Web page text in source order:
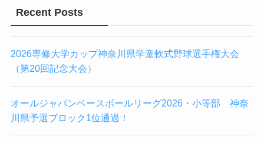
Recent Posts
2026専修大学カップ神奈川県学童軟式野球選手権大会
（第20回記念大会）
オールジャパンベースボールリーグ2026・小等部 神奈
川県予選ブロック1位通過！